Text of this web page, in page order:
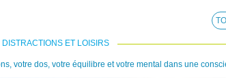
DISTRACTIONS ET LOISIRS
votre dos, votre équilibre et votre mental dans une